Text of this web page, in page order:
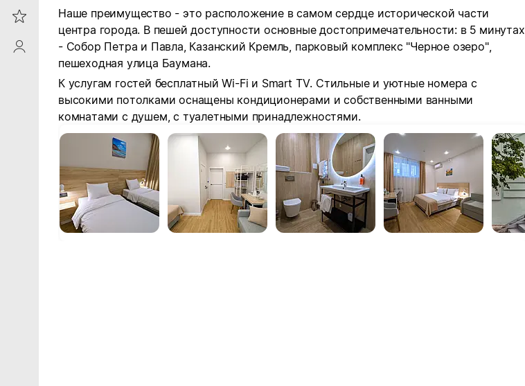
Reviews
ProfileSaby
Наше преимущество - это расположение в самом сердце исторической части
центра города. В пешей доступности основные достопримечательности: в 5 минутах
- Собор Петра и Павла, Казанский Кремль, парковый комплекс "Черное озеро",
пешеходная улица Баумана.
К услугам гостей бесплатный Wi-Fi и Smart TV. Стильные и уютные номера с
высокими потолками оснащены кондиционерами и собственными ванными
комнатами с душем, с туалетными принадлежностями.